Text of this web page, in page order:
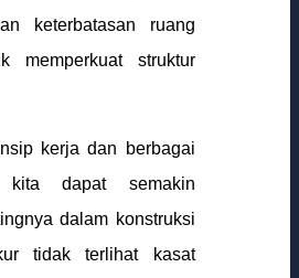
keterbatasan ruang
memperkuat struktur
kerja dan berbagai
dapat semakin
dalam konstruksi
tidak terlihat kasat